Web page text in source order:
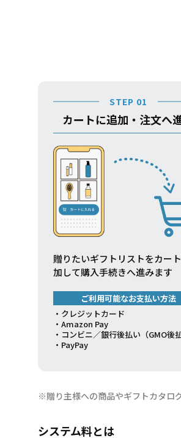
STEP 01
カートに追加・注文へ
贈りたいギフトリストをカー
加して購入手続きへ進みます
ご利用可能なお支払い方法
・クレジットカード
・Amazon Pay
・コンビニ／銀行後払い（GMO後払
・PayPay
※贈り主様への商品やギフトカタロ
システム料とは